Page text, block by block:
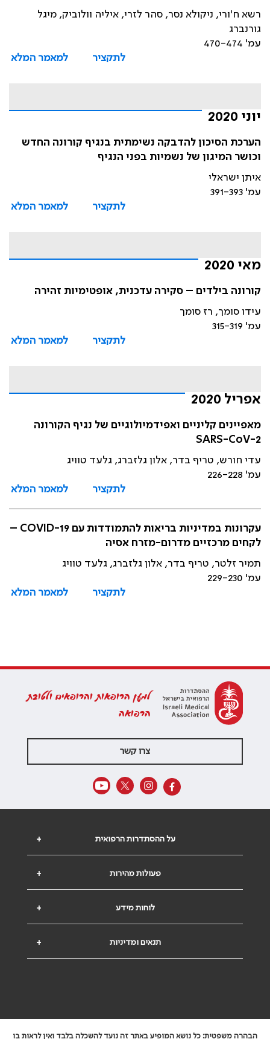
רשא ח'ורי, ניקולא נסר, סהר לזרי, איליה וולוביק, מיגל
גורנברג
עמ' 470-474
לתקציר
למאמר המלא
יוני 2020
הערכת הסיכון להדבקה נשימתית בנגיף קורונה החדש
וכושר המיגון של נשמיות בפני הנגיף
איתן ישראלי
עמ' 391-393
לתקציר
למאמר המלא
מאי 2020
קורונה בילדים – סקירה עדכנית, אופטימיות זהירה
עידו סומך, רז סומך
עמ' 315-319
לתקציר
למאמר המלא
אפריל 2020
מאפיינים קליניים ואפידמיולוגיים של נגיף הקורונה
SARS-CoV-2
עדי חורש, טריף בדר, אלון גלזברג, גלעד טוויג
עמ' 226-228
לתקציר
למאמר המלא
עקרונות במדיניות בריאות להתמודדות עם 19-COVID –
לקחים מרכזיים מדרום-מזרח אסיה
תמיר זלטר, טריף בדר, אלון גלזברג, גלעד טוויג
עמ' 229-230
לתקציר
למאמר המלא
למען הרופאות והרופאים ולטובת
הרפואה
צרו קשר
+ על ההסתדרות הרפואית
+ פעולות מהירות
+ לוחות מידע
+ תנאים ומדיניות
הבהרה משפטית: כל נושא המופיע באתר זה נועד להשכלה בלבד ואין לראות בו